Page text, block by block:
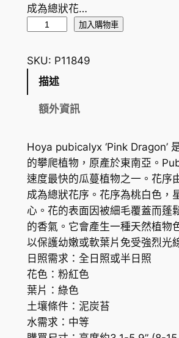
成為總狀花…
球
蘭
p
u
b
i
c
a
l
y
x
'
P
i
加入購物車
SKU: P11849
描述
額外資訊
Hoya pubicalyx ‘Pink Dragon’
的攀爬植物，原產於東南亞。
速度最快的瓜蔓植物之一。花序
成為總狀花序。花序為桃白色，
心。花的表面因被細毛覆蓋而蓬
的香氣。它會產生一種天然植物
以保護幼嫩或軟葉片免受強烈光
日照需求：全日照或半日照
花色：粉紅色
葉片：綠色
土壤條件：泥炭苔
水需求：中等